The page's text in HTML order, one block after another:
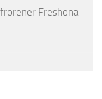
Freshona